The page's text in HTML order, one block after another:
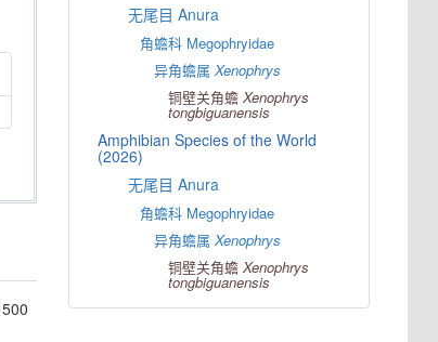
无尾目 Anura
角蟾科 Megophryidae
异角蟾属Xenophrys
铜壁关角蟾Xenophrys
tongbiguanensis
Amphibian Species of the World
(2026)
无尾目 Anura
角蟾科 Megophryidae
异角蟾属Xenophrys
铜壁关角蟾Xenophrys
tongbiguanensis